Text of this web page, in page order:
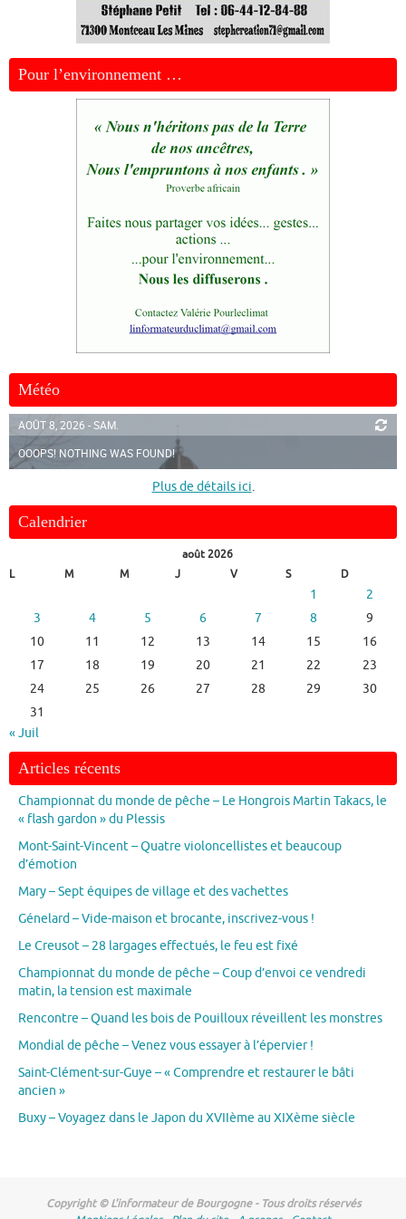
Pour l’environnement …
Météo
AOÛT 8, 2026 - SAM.
OOOPS! NOTHING WAS FOUND!
Plus de détails ici.
Calendrier
août 2026
L
M M J V S D
1
2
3
4 5 6 7 8
9
10
11 12 13 14 15
16
17
18 19 20 21 22
23
24
25 26 27 28 29
30
31
« Juil
Articles récents
Championnat du monde de pêche – Le Hongrois Martin Takacs, le
« flash gardon » du Plessis
Mont-Saint-Vincent – Quatre violoncellistes et beaucoup
d’émotion
Mary – Sept équipes de village et des vachettes
Génelard – Vide-maison et brocante, inscrivez-vous !
Le Creusot – 28 largages effectués, le feu est fixé
Championnat du monde de pêche – Coup d’envoi ce vendredi
matin, la tension est maximale
Rencontre – Quand les bois de Pouilloux réveillent les monstres
Mondial de pêche – Venez vous essayer à l’épervier !
Saint-Clément-sur-Guye – « Comprendre et restaurer le bâti
ancien »
Buxy – Voyagez dans le Japon du XVIIème au XIXème siècle
Copyright © L'informateur de Bourgogne - Tous droits réservés